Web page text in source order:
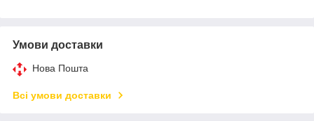
Умови доставки
Нова Пошта
Всі умови доставки